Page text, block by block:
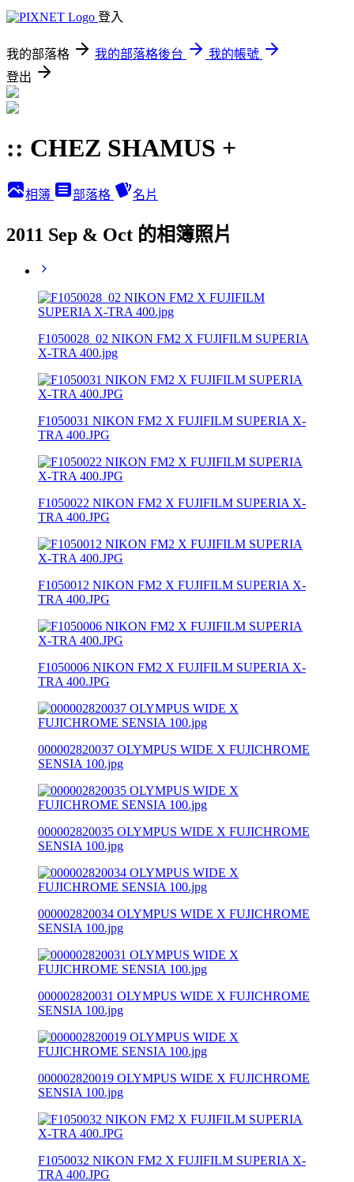
登入
我的部落格 我的部落格後台
我的帳號
登出
:: CHEZ SHAMUS +
相簿 部落格 名片
2011 Sep & Oct 的相簿照片
F1050028_02 NIKON FM2 X FUJIFILM SUPERIA
X-TRA 400.jpg
F1050031 NIKON FM2 X FUJIFILM SUPERIA X-
TRA 400.JPG
F1050022 NIKON FM2 X FUJIFILM SUPERIA X-
TRA 400.JPG
F1050012 NIKON FM2 X FUJIFILM SUPERIA X-
TRA 400.JPG
F1050006 NIKON FM2 X FUJIFILM SUPERIA X-
TRA 400.JPG
000002820037 OLYMPUS WIDE X FUJICHROME
SENSIA 100.jpg
000002820035 OLYMPUS WIDE X FUJICHROME
SENSIA 100.jpg
000002820034 OLYMPUS WIDE X FUJICHROME
SENSIA 100.jpg
000002820031 OLYMPUS WIDE X FUJICHROME
SENSIA 100.jpg
000002820019 OLYMPUS WIDE X FUJICHROME
SENSIA 100.jpg
F1050032 NIKON FM2 X FUJIFILM SUPERIA X-
TRA 400.JPG